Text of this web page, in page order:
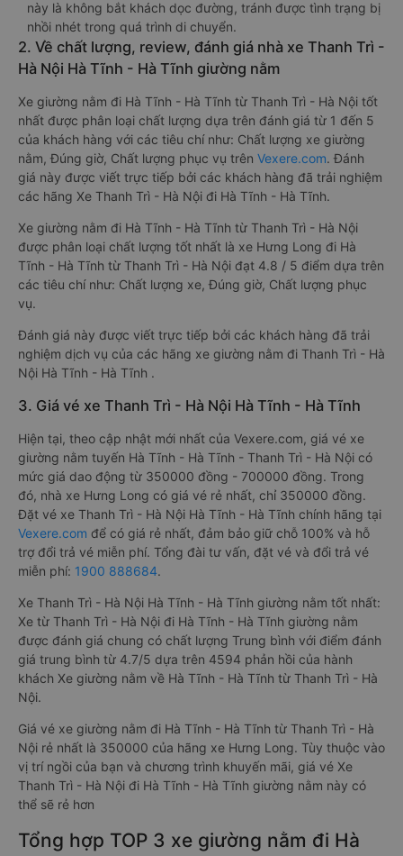
này là không bắt khách dọc đường, tránh được tình trạng bị
nhồi nhét trong quá trình di chuyển.
2. Về chất lượng, review, đánh giá nhà xe Thanh Trì -
Hà Nội Hà Tĩnh - Hà Tĩnh giường nằm
Xe giường nằm đi Hà Tĩnh - Hà Tĩnh từ Thanh Trì - Hà Nội tốt
nhất được phân loại chất lượng dựa trên đánh giá từ 1 đến 5
của khách hàng với các tiêu chí như: Chất lượng xe giường
nằm, Đúng giờ, Chất lượng phục vụ trên Vexere.com. Đánh
giá này được viết trực tiếp bởi các khách hàng đã trải nghiệm
các hãng Xe Thanh Trì - Hà Nội đi Hà Tĩnh - Hà Tĩnh.
Xe giường nằm đi Hà Tĩnh - Hà Tĩnh từ Thanh Trì - Hà Nội
được phân loại chất lượng tốt nhất là xe Hưng Long đi Hà
Tĩnh - Hà Tĩnh từ Thanh Trì - Hà Nội đạt 4.8 / 5 điểm dựa trên
các tiêu chí như: Chất lượng xe, Đúng giờ, Chất lượng phục
vụ.
Đánh giá này được viết trực tiếp bởi các khách hàng đã trải
nghiệm dịch vụ của các hãng xe giường nằm đi Thanh Trì - Hà
Nội Hà Tĩnh - Hà Tĩnh .
3. Giá vé xe Thanh Trì - Hà Nội Hà Tĩnh - Hà Tĩnh
Hiện tại, theo cập nhật mới nhất của Vexere.com, giá vé xe
giường nằm tuyến Hà Tĩnh - Hà Tĩnh - Thanh Trì - Hà Nội có
mức giá dao động từ 350000 đồng - 700000 đồng. Trong
đó, nhà xe Hưng Long có giá vé rẻ nhất, chỉ 350000 đồng.
Đặt vé xe Thanh Trì - Hà Nội Hà Tĩnh - Hà Tĩnh chính hãng tại
Vexere.com để có giá rẻ nhất, đảm bảo giữ chỗ 100% và hỗ
trợ đổi trả vé miễn phí. Tổng đài tư vấn, đặt vé và đổi trả vé
miễn phí: 1900 888684.
Xe Thanh Trì - Hà Nội Hà Tĩnh - Hà Tĩnh giường nằm tốt nhất:
Xe từ Thanh Trì - Hà Nội đi Hà Tĩnh - Hà Tĩnh giường nằm
được đánh giá chung có chất lượng Trung bình với điểm đánh
giá trung bình từ 4.7/5 dựa trên 4594 phản hồi của hành
khách Xe giường nằm về Hà Tĩnh - Hà Tĩnh từ Thanh Trì - Hà
Nội.
Giá vé xe giường nằm đi Hà Tĩnh - Hà Tĩnh từ Thanh Trì - Hà
Nội rẻ nhất là 350000 của hãng xe Hưng Long. Tùy thuộc vào
vị trí ngồi của bạn và chương trình khuyến mãi, giá vé Xe
Thanh Trì - Hà Nội đi Hà Tĩnh - Hà Tĩnh giường nằm này có
thể sẽ rẻ hơn
Tổng hợp TOP 3 xe giường nằm đi Hà